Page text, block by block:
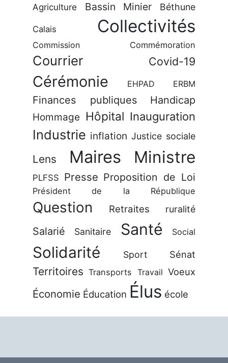
Agriculture Bassin Minier Béthune
Calais Collectivités
Commission Commémoration
Courrier Covid-19
Cérémonie EHPAD ERBM
Finances publiques Handicap
Hommage Hôpital Inauguration
Industrie inflation Justice sociale
Lens Maires Ministre
PLFSS Presse Proposition de Loi
Président de la République
Question Retraites ruralité
Salarié Sanitaire Santé Social
Solidarité Sport Sénat
Territoires Transports Travail Voeux
Économie Éducation Élus école